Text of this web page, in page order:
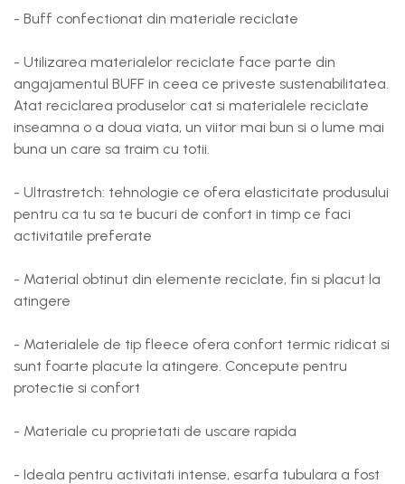
- Buff confectionat din materiale reciclate
- Utilizarea materialelor reciclate face parte din
angajamentul BUFF in ceea ce priveste sustenabilitatea.
Atat reciclarea produselor cat si materialele reciclate
inseamna o a doua viata, un viitor mai bun si o lume mai
buna un care sa traim cu totii.
- Ultrastretch: tehnologie ce ofera elasticitate produsului
pentru ca tu sa te bucuri de confort in timp ce faci
activitatile preferate
- Material obtinut din elemente reciclate, fin si placut la
atingere
- Materialele de tip fleece ofera confort termic ridicat si
sunt foarte placute la atingere. Concepute pentru
protectie si confort
- Materiale cu proprietati de uscare rapida
- Ideala pentru activitati intense, esarfa tubulara a fost